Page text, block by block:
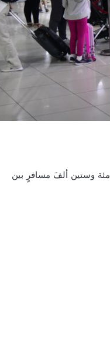
تجاوز عدد المسافرين عبر مطار دمشق الدولي خلال شهر تشرين الأول من عام 2025 مئة وستين ألفَ مسافرٍ بين